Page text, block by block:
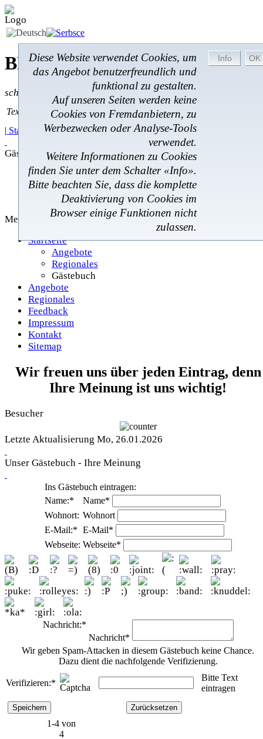
BROM-Service *Online
schnell * zuverlässig * kostengünstig
Diese Website verwendet Cookies, um
das Angebot benutzerfreundlich und
funktional zu gestalten.
Auf unseren Seiten werden keine
Cookies von Fremdanbietern, zu
Werbezwecken oder Analyse-Tools
verwendet.
Weitere Informationen zu Cookies
finden Sie unter dem Schalter «Info».
Bitte beachten Sie, dass die komplette
Deaktivierung von Cookies im
Browser einige Funktionen nicht
zulassen.
Textsuche:
Textsuche
| Startseite |Angebote|Regionales|Feedback|
Gästebuch
Angebote
Regionales
Gästebuch
Menü
Startseite
Angebote
Regionales
Gästebuch
Angebote
Regionales
Feedback
Impressum
Kontakt
Sitemap
Wir freuen uns über jeden Eintrag, denn
Ihre Meinung ist uns wichtig!
Besucher
Letzte Aktualisierung Mo, 26.01.2026
Unser Gästebuch - Ihre Meinung
Ins Gästebuch eintragen:
Name:*
Name*
Wohnort: Wohnort
E-Mail:* E-Mail*
Webseite: Webseite*
Nachricht:*
Nachricht*
Wir geben Spam-Attacken in diesem Gästebuch keine Chance.
Dazu dient die nachfolgende Verifizierung.
Verifizieren:*
Bitte Text
eintragen
1-4 von
4